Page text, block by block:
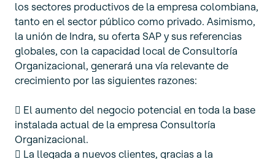
los sectores productivos de la empresa colombiana,
tanto en el sector público como privado. Asimismo,
la unión de Indra, su oferta SAP y sus referencias
globales, con la capacidad local de Consultoría
Organizacional, generará una vía relevante de
crecimiento por las siguientes razones:
 El aumento del negocio potencial en toda la base
instalada actual de la empresa Consultoría
Organizacional.
 La llegada a nuevos clientes, gracias a la